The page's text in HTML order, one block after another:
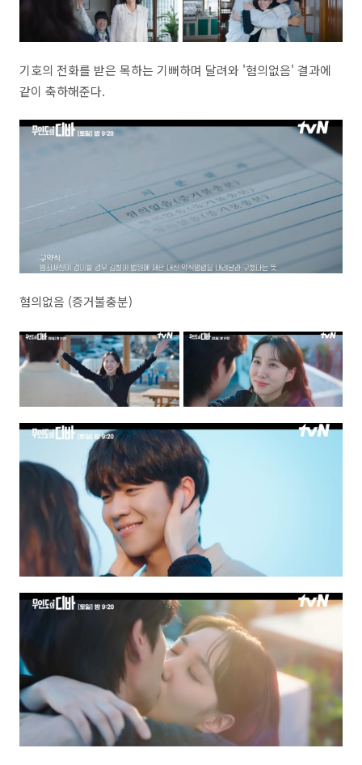
기호의 전화를 받은 목하는 기뻐하며 달려와 '혐의없음' 결과에
같이 축하해준다.
혐의없음 (증거불충분)